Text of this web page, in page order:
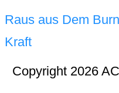
Raus aus Dem
Kraft
Copyright 2026